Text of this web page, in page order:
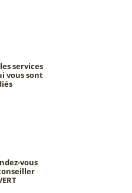
services
vous sont
vous